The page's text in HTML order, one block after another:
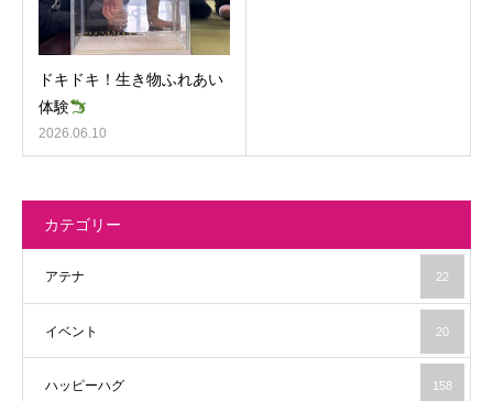
ドキドキ！生き物ふれあい
体験
2026.06.10
カテゴリー
アテナ 22
イベント 20
ハッピーハグ 158